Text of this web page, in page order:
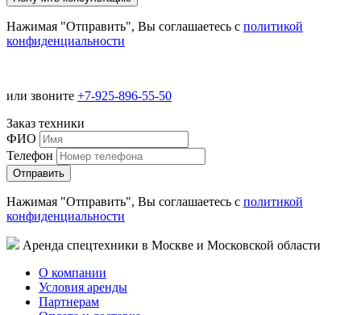
Нажимая "Отправить", Вы соглашаетесь с политикой
конфиденциальности
или звоните +7-925-896-55-50
Заказ техники
ФИО
Телефон
Нажимая "Отправить", Вы соглашаетесь с политикой
конфиденциальности
Аренда спецтехники в Москве и Московской области
О компании
Условия аренды
Партнерам